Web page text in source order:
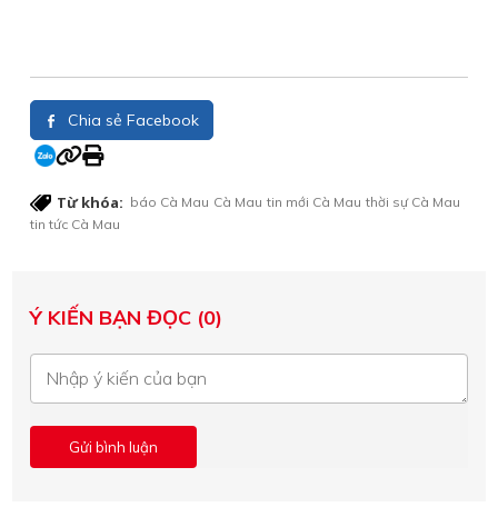
Chia sẻ Facebook
Từ khóa: báo Cà Mau Cà Mau tin mới Cà Mau thời sự Cà Mau
tin tức Cà Mau
Ý KIẾN BẠN ĐỌC (0)